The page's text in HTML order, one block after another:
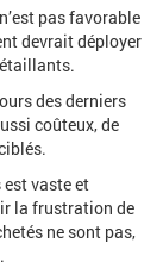
pas favorable
devrait déployer
des derniers
coûteux, de
vaste et
la frustration de
ne sont pas,